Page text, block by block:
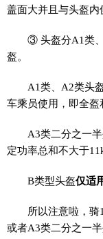
盖面大并且与头盔内
③ 头盔分A1类
盔。
A1类、A2类头
车乘员使用，即全盔
A3类二分之一
定功率总和不大于
B类型头盔仅适
所以注意啦，
或者A3类二分之一